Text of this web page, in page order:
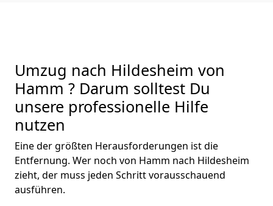
Umzug nach Hildesheim von
Hamm ? Darum solltest Du
unsere professionelle Hilfe
nutzen
Eine der größten Herausforderungen ist die
Entfernung. Wer noch von Hamm nach Hildesheim
zieht, der muss jeden Schritt vorausschauend
ausführen.